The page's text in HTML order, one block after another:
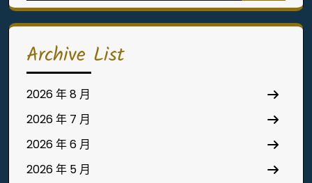
for:
Archive List
2026 年 8 月
2026 年 7 月
2026 年 6 月
2026 年 5 月